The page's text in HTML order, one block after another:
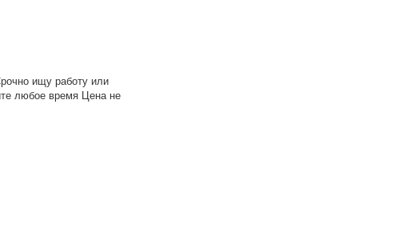
ищу работу или
любое время Цена не